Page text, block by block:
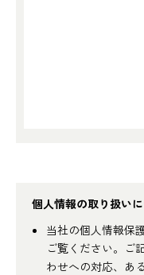
個人情報の取り扱い
当社の個人情報保
ご覧ください。ご
わせへの対応、あ